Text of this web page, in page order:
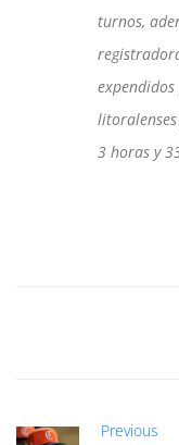
turnos,
3 horas y
Previous